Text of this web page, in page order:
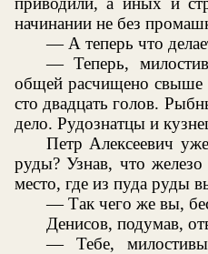
начинании не без
— А теперь что
— Теперь,
общей расчищено свыше
сто двадцать голов.
дело. Рудознатцы и
Петр Алексеевич
руды? Узнав, что
место, где из пуда руды
— Так чего же вы,
Денисов, подумав,
— Тебе,